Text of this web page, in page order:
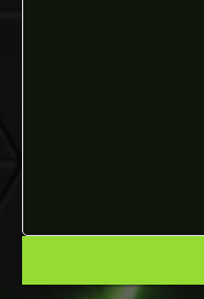
RAM: 2 GB.
Soporte para
iOS: